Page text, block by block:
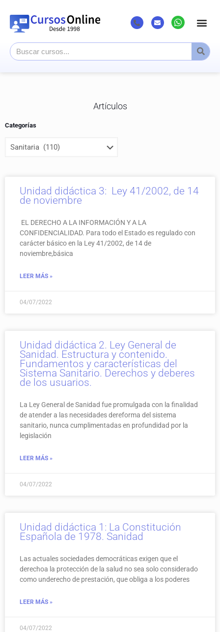
Artículos
Categorías
Unidad didáctica 3: Ley 41/2002, de 14
de noviembre
EL DERECHO A LA INFORMACIÓN Y A LA
CONFIDENCIALIDAD. Para todo el Estado es regulado con
carácter básico en la Ley 41/2002, de 14 de
noviembre,básica
LEER MÁS »
04/07/2022
Unidad didáctica 2. Ley General de
Sanidad. Estructura y contenido.
Fundamentos y características del
Sistema Sanitario. Derechos y deberes
de los usuarios.
La Ley General de Sanidad fue promulgada con la finalidad
de atender a las necesidades dereforma del sistema
sanitario, nunca cumplimentadas en profundidad por la
legislación
LEER MÁS »
04/07/2022
Unidad didáctica 1: La Constitución
Española de 1978. Sanidad
Las actuales sociedades democráticas exigen que el
derechoa la protección de la salud no sea solo considerado
como underecho de prestación, que obliga a los poderes
LEER MÁS »
04/07/2022